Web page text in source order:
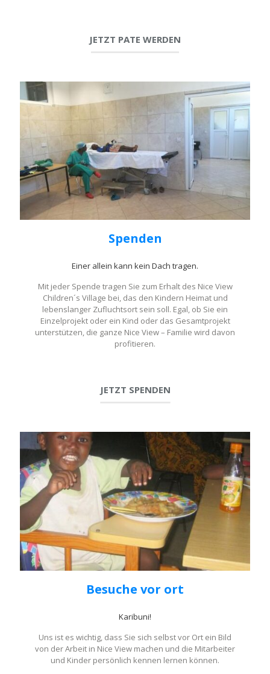
JETZT PATE WERDEN
Spenden
Einer allein kann kein Dach tragen.
Mit jeder Spende tragen Sie zum Erhalt des Nice View
Children´s Village bei, das den Kindern Heimat und
lebenslanger Zufluchtsort sein soll. Egal, ob Sie ein
Einzelprojekt oder ein Kind oder das Gesamtprojekt
unterstützen, die ganze Nice View – Familie wird davon
profitieren.
JETZT SPENDEN
Besuche vor ort
Karibuni!
Uns ist es wichtig, dass Sie sich selbst vor Ort ein Bild
von der Arbeit in Nice View machen und die Mitarbeiter
und Kinder persönlich kennen lernen können.